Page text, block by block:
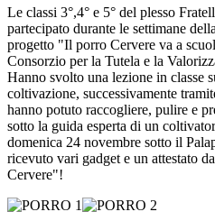
Le classi 3°,4° e 5° del plesso
partecipato durante le settimane
progetto "Il porro Cervere va a
Consorzio per la Tutela e la
Hanno svolto una lezione in classe
coltivazione, successivamente
hanno potuto raccogliere, pulire e
sotto la guida esperta di un
domenica 24 novembre sotto il
ricevuto vari gadget e un attestato
Cervere"!